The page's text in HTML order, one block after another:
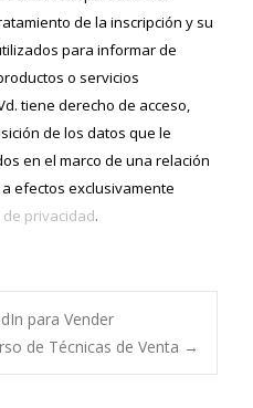
de la inscripción y su
para informar de
o servicios
tiene derecho de acceso,
de los datos que le
en el marco de una relación
efectos exclusivamente
de privacidad.
de
para Vender
de Técnicas de Venta →